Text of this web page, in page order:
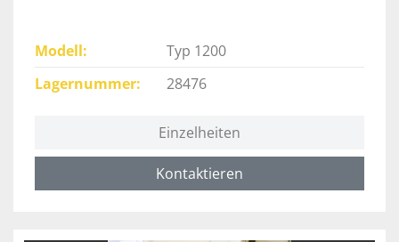
Modell
Typ 1200
Lagernummer
28476
Einzelheiten
Kontaktieren